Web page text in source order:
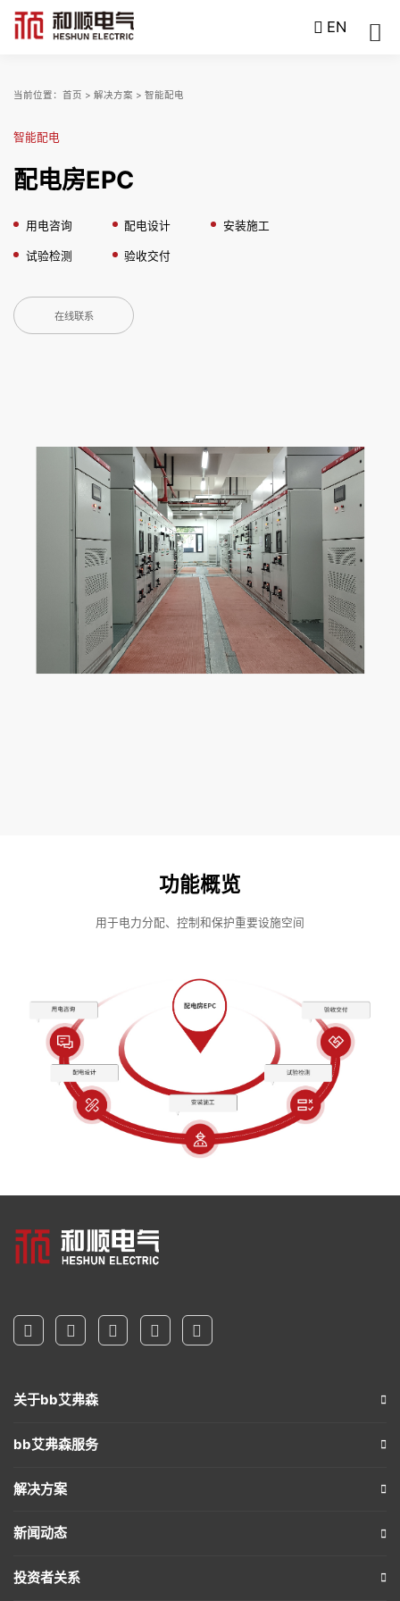
EN
当前位置： 首页 > 解决方案 > 智能配电
智能配电
配电房EPC
用电咨询 配电设计 安装施工
试验检测 验收交付
在线联系
功能概览
用于电力分配、控制和保护重要设施空间
关于bb艾弗森
bb艾弗森服务
解决方案
新闻动态
投资者关系